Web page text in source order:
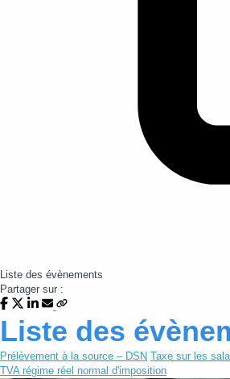
Liste des évènements
Partager sur :
Liste des
Prélèvement à la source – DSN Taxe sur les
TVA régime réel normal d'imposition